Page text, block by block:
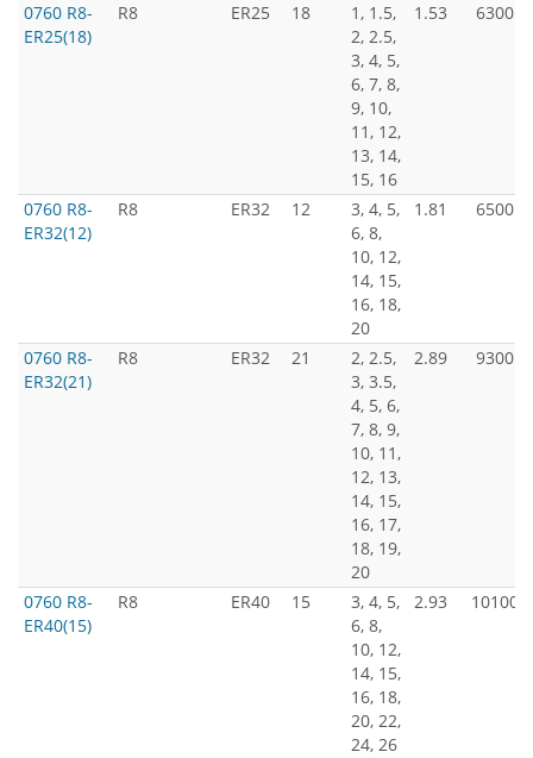
0760 R8-
ER25(18)
R8 ER25 18
1, 1.5,
2, 2.5,
3, 4, 5,
6, 7, 8,
9, 10,
11, 12,
13, 14,
15, 16
1.53 6300
0760 R8-
ER32(12)
R8 ER32 12
3, 4, 5,
6, 8,
10, 12,
14, 15,
16, 18,
20
1.81 6500
0760 R8-
ER32(21)
R8 ER32 21
2, 2.5,
3, 3.5,
4, 5, 6,
7, 8, 9,
10, 11,
12, 13,
14, 15,
16, 17,
18, 19,
20
2.89 9300
0760 R8-
ER40(15)
R8 ER40 15
3, 4, 5,
6, 8,
10, 12,
14, 15,
16, 18,
20, 22,
24, 26
2.93 10100